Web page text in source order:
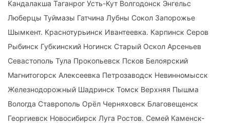
Кандалакша Таганрог Усть-Кут Волгодонск Энгельс
Люберцы Туймазы Гатчина Лубны Сокол Запорожье
Шымкент. Краснотурьинск Ивантеевка. Карпинск Серов
Рыбинск Губкинский Ногинск Старый Оскол Арсеньев
Севастополь Тула Прокопьевск Псков Белоярский
Магнитогорск Алексеевка Петрозаводск Невинномысск
Железнодорожный Шадринск Томск Верхняя Пышма
Вологда Ставрополь Орёл Черняховск Благовещенск
Георгиевск Новосибирск Луга Ростов. Семей Каменск-